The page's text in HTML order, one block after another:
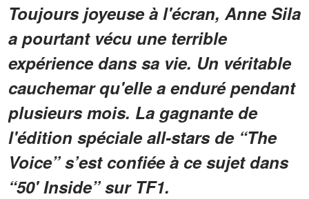
Toujours joyeuse à l'écran, Anne Sila
a pourtant vécu une terrible
expérience dans sa vie. Un véritable
cauchemar qu'elle a enduré pendant
plusieurs mois. La gagnante de
l'édition spéciale all-stars de “The
Voice” s’est confiée à ce sujet dans
“50' Inside” sur TF1.